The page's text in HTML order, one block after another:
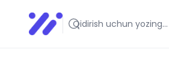
Infoedu
Ta&#039;lim xabarlari va